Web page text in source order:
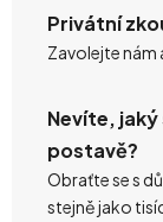
Privátní
Zavolejte nám
Nevíte, jaký
postavě?
Obraťte se s
stejně jako